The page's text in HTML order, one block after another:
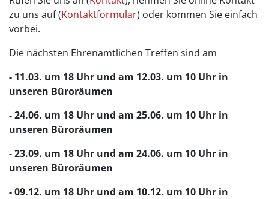
zu uns auf (Kontaktformular) oder kommen Sie einfach
vorbei.
Die nächsten Ehrenamtlichen Treffen sind am
- 11.03. um 18 Uhr und am 12.03. um 10 Uhr in
unseren Büroräumen
- 24.06. um 18 Uhr und am 25.06. um 10 Uhr in
unseren Büroräumen
- 23.09. um 18 Uhr und am 24.06. um 10 Uhr in
unseren Büroräumen
- 09.12. um 18 Uhr und am 10.12. um 10 Uhr in